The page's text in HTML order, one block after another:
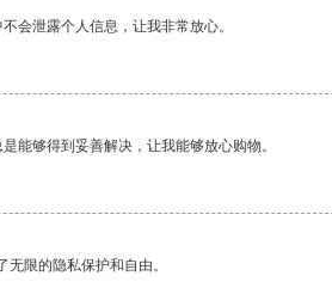
会泄露个人信息，让我非常放心。
能够得到妥善解决，让我能够放心购物。
限的隐私保护和自由。